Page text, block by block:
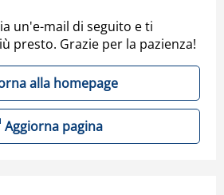
un'e-mail di seguito e ti
presto. Grazie per la pazienza!
alla homepage
Aggiorna pagina